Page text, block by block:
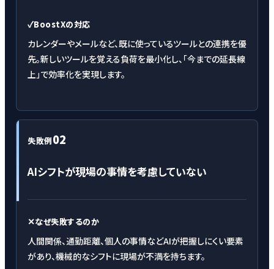
✓BoostXの対応
カレンダーやメールなど、既に使っているツールとの連携を優
先。新しいツールを覚える負荷を最小化し、「今までの延長線
上」で効率化を実現します。
失敗例02
AIシフトが現場の事情を考慮していない
✕なぜ失敗するのか
人間関係、通勤距離、個人の事情などAIが把握しにくい要素
があり、機械的なシフトに現場が不満を持ちます。